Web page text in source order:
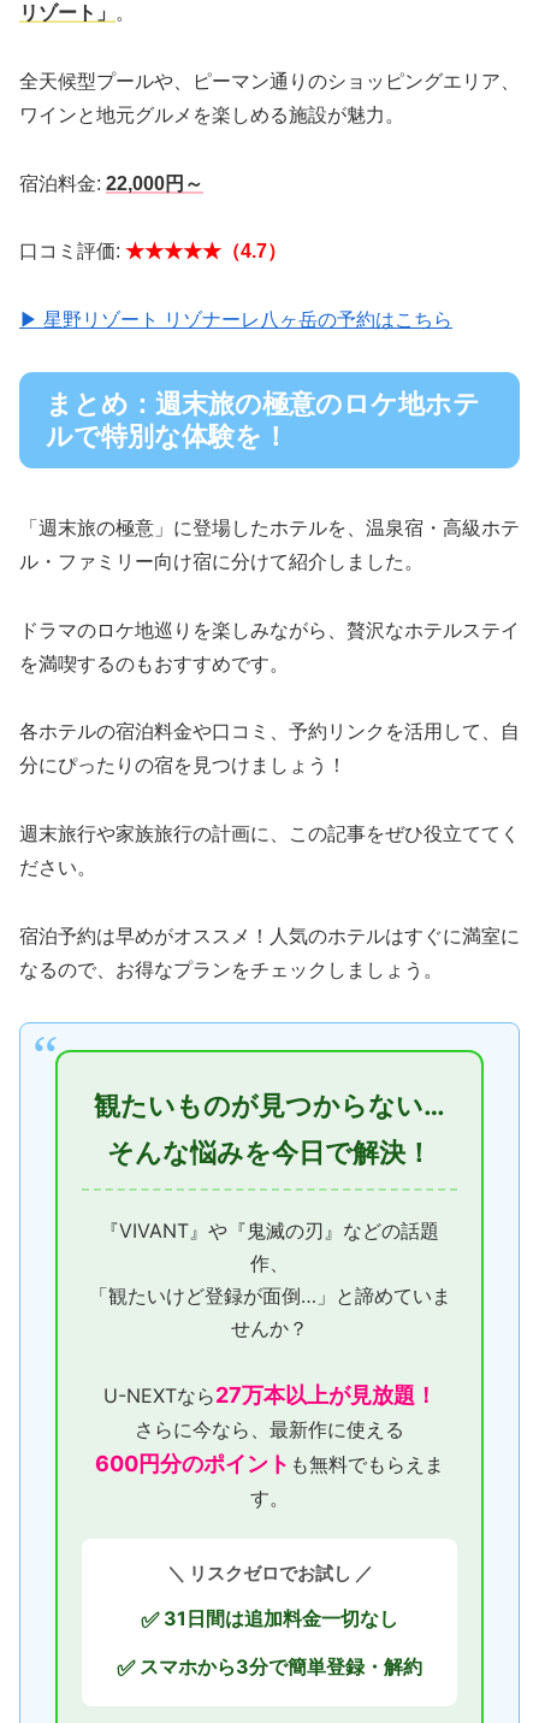
リゾート」
。
全天候型プールや、ピーマン通りのショッピングエリア、
ワインと地元グルメを楽しめる施設が魅力。
宿泊料金: 22,000円～
口コミ評価: ★★★★★（4.7）
▶ 星野リゾート リゾナーレ八ヶ岳の予約はこちら
まとめ：週末旅の極意のロケ地ホテ
ルで特別な体験を！
「週末旅の極意」に登場したホテルを、温泉宿・高級ホテ
ル・ファミリー向け宿に分けて紹介しました。
ドラマのロケ地巡りを楽しみながら、贅沢なホテルステイ
を満喫するのもおすすめです。
各ホテルの宿泊料金や口コミ、予約リンクを活用して、自
分にぴったりの宿を見つけましょう！
週末旅行や家族旅行の計画に、この記事をぜひ役立ててく
ださい。
宿泊予約は早めがオススメ！人気のホテルはすぐに満室に
なるので、お得なプランをチェックしましょう。
観たいものが見つからない…
そんな悩みを今日で解決！
『VIVANT』や『鬼滅の刃』などの話題
作、
「観たいけど登録が面倒…」と諦めていま
せんか？
U-NEXTなら27万本以上が見放題！
さらに今なら、最新作に使える
600円分のポイント も無料でもらえま
す。
＼ リスクゼロでお試し ／
✅31日間は追加料金一切なし
✅スマホから3分で簡単登録・解約